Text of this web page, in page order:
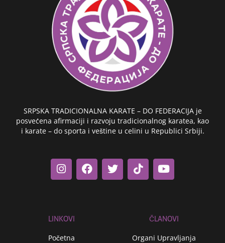
SRPSKA TRADICIONALNA KARATE – DO FEDERACIJA je
posvećena afirmaciji i razvoju tradicionalnog karatea, kao
i karate – do sporta i veštine u celini u Republici Srbiji.
n
s
t
r
a
m
a
c
e
w
i
t
i
k
t
o
u
t
e
LINKOVI
Početna
ČLANOVI
Organi Upravljanja